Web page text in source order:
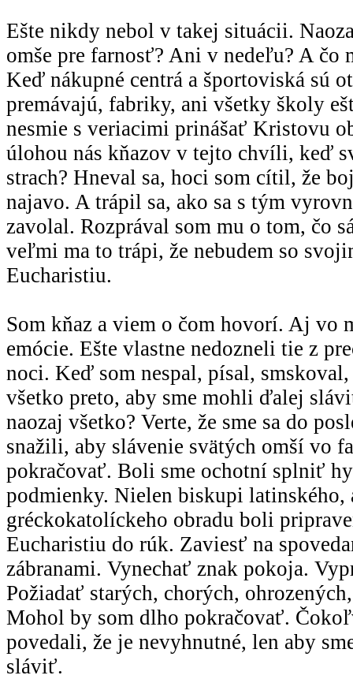
Ešte nikdy nebol v takej situácii.
omše pre farnosť? Ani v nedeľu? A čo
Keď nákupné centrá a športoviská sú
premávajú, fabriky, ani všetky školy
nesmie s veriacimi prinášať Kristovu
úlohou nás kňazov v tejto chvíli, keď
strach? Hneval sa, hoci som cítil, že
najavo. A trápil sa, ako sa s tým
zavolal. Rozprával som mu o tom, čo
veľmi ma to trápi, že nebudem so
Eucharistiu.
Som kňaz a viem o čom hovorí. Aj vo
emócie. Ešte vlastne nedozneli tie z
noci. Keď som nespal, písal,
všetko preto, aby sme mohli ďalej
naozaj všetko? Verte, že sme sa do
snažili, aby slávenie svätých omší vo
pokračovať. Boli sme ochotní splniť
podmienky. Nielen biskupi latinského,
gréckokatolíckeho obradu boli
Eucharistiu do rúk. Zaviesť na
zábranami. Vynechať znak pokoja.
Požiadať starých, chorých,
Mohol by som dlho pokračovať.
povedali, že je nevyhnutné, len aby
sláviť.